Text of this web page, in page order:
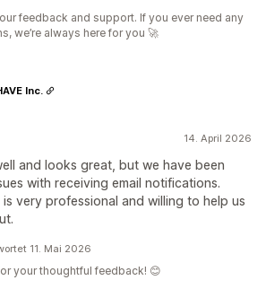
feedback and support. If you ever need any
we’re always here for you 🚀
14. April 2026
and looks great, but we have been
with receiving email notifications.
is very professional and willing to help us
Inc.
11. Mai 2026
your thoughtful feedback! 😊